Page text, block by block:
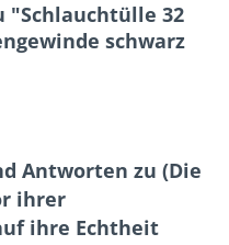
"Schlauchtülle 32
schwarz
Antworten zu (Die
ihrer
ihre Echtheit